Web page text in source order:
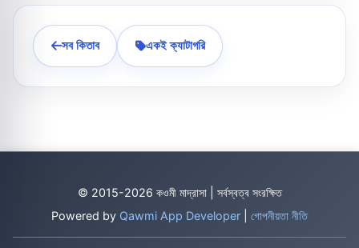
সব কিতাব একই ক্যাটাগরি
© 2015-2026 কওমী মাদ্রাসা | সর্বস্বত্ব সংরক্ষিত
Powered by Qawmi App Developer গোপনীয়তা নীতি